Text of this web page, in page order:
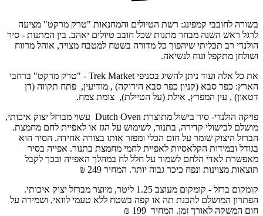
בשורה לחובבי קמפינג: רשת הטיולים והמחנאות "טרק מרקט" מציעה
לרגל ראש השנה מבחר מתנות שכל חובב טיולים יאהב. בין המתנות - סיר
הולנדי רב תכליתי שיהפוך כל מדורה בשטח למטבח מצויד, אוהל מרווח
ושולחן מתקפל ונוח לנשיאה.
את כל אלה ועוד ניתן להשיג בסניפי Trek Market - "טרק מרקט" ברחבי
הארץ: כפר סבא (קניון כפר סבא הירוקה) , מודיעין, פתח תקווה (דן
דטאון) , עין המפרץ, אילת (על הטיילת), צומת צמח.
פויקה הולנדי- סיר בישול מתוצרת Dutch Oven עשוי מברזל יצוק איכותי,
מושלם לבישולי קדירה, בתנור, לשימוש על הגז או לאפיית לחם מחמצת.
הברזל היצוק שומר על חום הכלי ומפזר אותו בצורה אחידה. הסיר הוא
בגודל ובמידות הקלאסיות לאפיית לחמי מחמצת בתנור. אפייה בסיר
מאפשרת לאדי הלחם לשמור על חלל לח במהלך האפייה ובכך לקבל
תוצאות מצוינות ונפח כיכר גבוה יותר. המחיר 249 ₪
קומקום ברזל - קומקום מעוצב 1.25 ליטר, מיוצר מברזל יצוק איכותי.
הפתרון המושלם להכנת תה או קפה בשטח ללא טעמי לוואי, ושמירה על
חום המשקה לאורך זמן. המחיר 199 ₪